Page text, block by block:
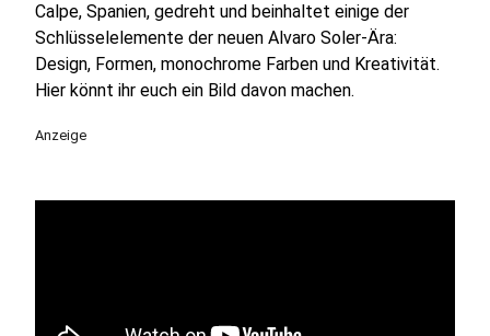
Calpe, Spanien, gedreht und beinhaltet einige der
Schlüsselelemente der neuen Alvaro Soler-Ära:
Design, Formen, monochrome Farben und Kreativität.
Hier könnt ihr euch ein Bild davon machen.
Anzeige